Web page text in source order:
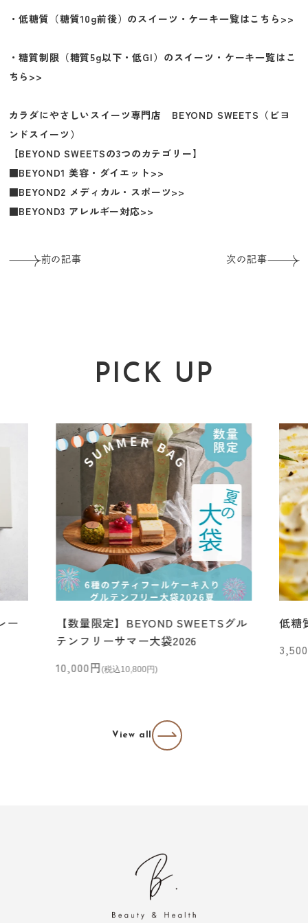
・低糖質（糖質10g前後）のスイーツ・ケーキ一覧はこちら>>
・糖質制限（糖質5g以下・低GI）のスイーツ・ケーキ一覧はこ
ちら>>
カラダにやさしいスイーツ専門店 BEYOND SWEETS（ビヨ
ンドスイーツ）
【BEYOND SWEETSの3つのカテゴリー】
■BEYOND1 美容・ダイエット>>
■BEYOND2 メディカル・スポーツ>>
■BEYOND3 アレルギー対応>>
前の記事 次の記事
PICK UP
ー
【数量限定】BEYOND SWEETSグル
テンフリーサマー大袋2026
セール価格
10,000円(税込10,800円)
低糖
セー
View all